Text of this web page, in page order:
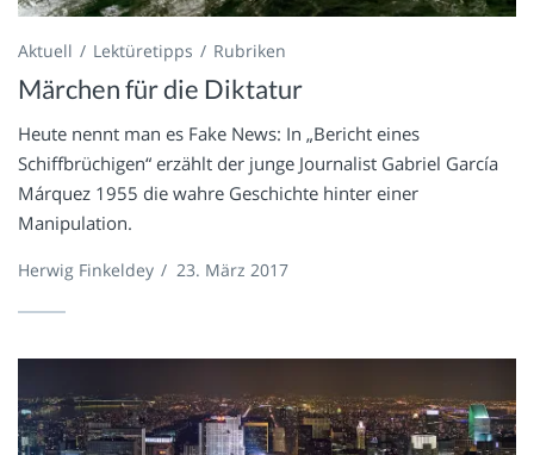
Aktuell Lektüretipps Rubriken
Märchen für die Diktatur
Heute nennt man es Fake News: In „Bericht eines
Schiffbrüchigen“ erzählt der junge Journalist Gabriel García
Márquez 1955 die wahre Geschichte hinter einer
Manipulation.
Herwig Finkeldey / 23. März 2017